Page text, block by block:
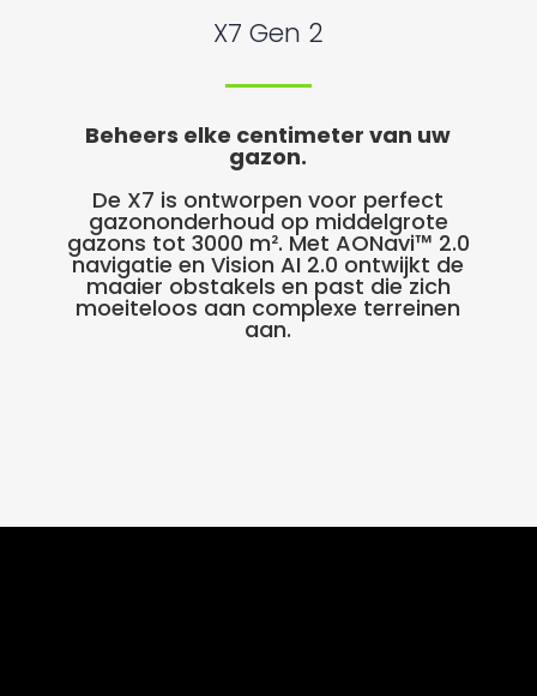
X7 Gen 2
Beheers elke centimeter van uw
gazon.
De X7 is ontworpen voor perfect
gazononderhoud op middelgrote
gazons tot 3000 m². Met AONavi™ 2.0
navigatie en Vision AI 2.0 ontwijkt de
maaier obstakels en past die zich
moeiteloos aan complexe terreinen
aan.